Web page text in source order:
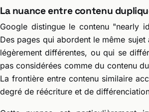
La nuance entre contenu
Google distingue le contenu "nearly
Des pages qui abordent le même
légèrement différentes, ou qui se
pas considérées comme du contenu
La frontière entre contenu similaire
degré de réécriture et de